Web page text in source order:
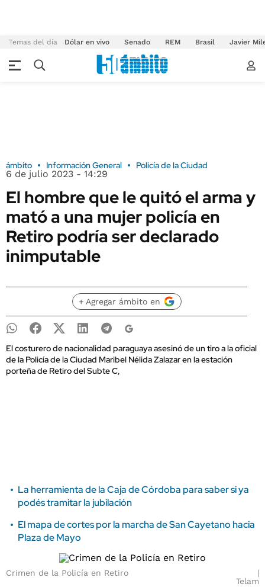
Temas del día Dólar en vivo Senado REM Brasil Javier
ámbito Información General Policía de la Ciudad
6 de julio 2023 - 14:29
El hombre que le quitó el arma y
mató a una mujer policía en
Retiro podría ser declarado
inimputable
+ Agregar ámbito en
El costurero de nacionalidad paraguaya asesinó de un tiro a la oficial
de la Policía de la Ciudad Maribel Nélida Zalazar en la estación
porteña de Retiro del Subte C,
La herramienta de la Caja de Córdoba para saber si ya
podés tramitar la jubilación
El mapa de cortes por la marcha de San Cayetano hacia
Plaza de Mayo
Crimen de la Policía en Retiro
Telam